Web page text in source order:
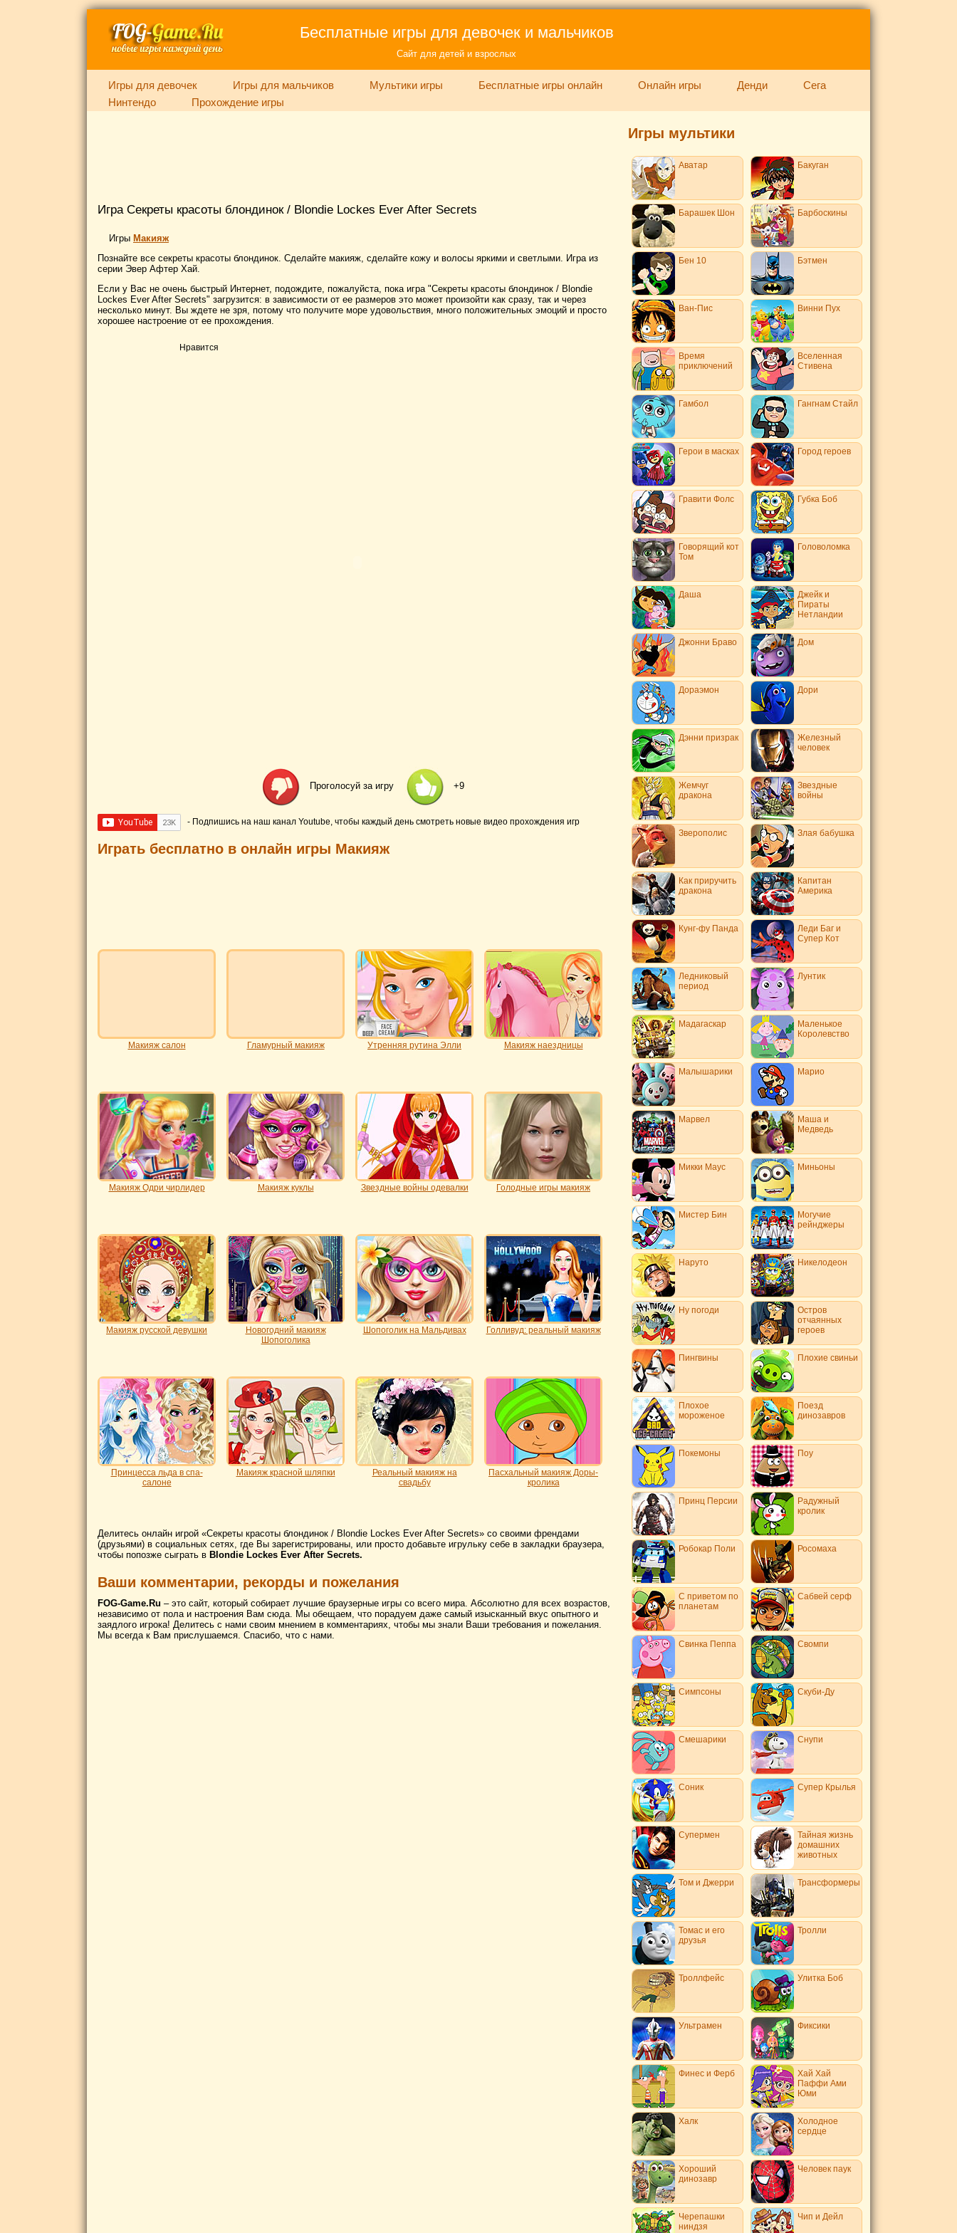
Бесплатные игры для девочек и мальчиков
Сайт для детей и взрослых
Игры для девочек Игры для мальчиков Мультики игры Бесплатные игры онлайн Онлайн игры Денди
Сега
Нинтендо
Прохождение игры
Игра Секреты красоты блондинок / Blondie Lockes Ever After Secrets
Игры Макияж
Познайте все секреты красоты блондинок. Сделайте макияж, сделайте кожу и волосы яркими и светлыми. Игра из
серии Эвер Афтер Хай.
Если у Вас не очень быстрый Интернет, подождите, пожалуйста, пока игра "Секреты красоты блондинок / Blondie
Lockes Ever After Secrets" загрузится: в зависимости от ее размеров это может произойти как сразу, так и через
несколько минут. Вы ждете не зря, потому что получите море удовольствия, много положительных эмоций и просто
хорошее настроение от ее прохождения.
Нравится
Проголосуй за игру +9
- Подпишись на наш канал Youtube, чтобы каждый день смотреть новые видео прохождения игр
Играть бесплатно в онлайн игры Макияж
Макияж салон Гламурный макияж Утренняя рутина Элли Макияж наездницы
Макияж Одри чирлидер Макияж куклы Звездные войны одевалки Голодные игры макияж
Макияж русской девушки
Новогодний макияж
Шопоголика
Шопоголик на Мальдивах Голливуд: реальный макияж
Принцесса льда в спа-
салоне
Макияж красной шляпки
Реальный макияж на
свадьбу
Пасхальный макияж Доры-
кролика
Делитесь онлайн игрой «Секреты красоты блондинок / Blondie Lockes Ever After Secrets» со своими френдами
(друзьями) в социальных сетях, где Вы зарегистрированы, или просто добавьте игрульку себе в закладки браузера,
чтобы попозже сыграть в Blondie Lockes Ever After Secrets.
Ваши комментарии, рекорды и пожелания
FOG-Game.Ru – это сайт, который собирает лучшие браузерные игры со всего мира. Абсолютно для всех возрастов,
независимо от пола и настроения Вам сюда. Мы обещаем, что порадуем даже самый изысканный вкус опытного и
заядлого игрока! Делитесь с нами своим мнением в комментариях, чтобы мы знали Ваши требования и пожелания.
Мы всегда к Вам прислушаемся. Спасибо, что с нами.
Игры мультики
Аватар Бакуган
Барашек Шон Барбоскины
Бен 10 Бэтмен
Ван-Пис Винни Пух
Время
приключений
Вселенная
Стивена
Гамбол Гангнам Стайл
Герои в масках Город героев
Гравити Фолс Губка Боб
Говорящий кот
Том
Головоломка
Даша
Джейк и
Пираты
Нетландии
Джонни Браво Дом
Дораэмон Дори
Дэнни призрак
Железный
человек
Жемчуг
дракона
Звездные
войны
Зверополис Злая бабушка
Как приручить
дракона
Капитан
Америка
Кунг-фу Панда
Леди Баг и
Супер Кот
Ледниковый
период
Лунтик
Мадагаскар
Маленькое
Королевство
Малышарики Марио
Марвел
Маша и
Медведь
Микки Маус Миньоны
Мистер Бин
Могучие
рейнджеры
Наруто Никелодеон
Ну погоди
Остров
отчаянных
героев
Пингвины Плохие свиньи
Плохое
мороженое
Поезд
динозавров
Покемоны Поу
Принц Персии
Радужный
кролик
Робокар Поли Росомаха
С приветом по
планетам
Сабвей серф
Свинка Пеппа Свомпи
Симпсоны Скуби-Ду
Смешарики Снупи
Соник Супер Крылья
Супермен
Тайная жизнь
домашних
животных
Том и Джерри Трансформеры
Томас и его
друзья
Тролли
Троллфейс Улитка Боб
Ультрамен Фиксики
Финес и Ферб
Хай Хай
Паффи Ами
Юми
Халк
Холодное
сердце
Хороший
динозавр
Человек паук
Черепашки
ниндзя
Чип и Дейл